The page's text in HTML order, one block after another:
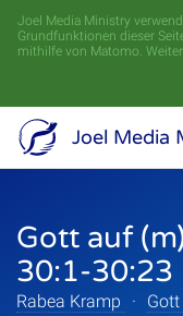
Joel Media Ministry
Grundfunktionen dieser
mithilfe von Matomo.
Joel Media
Gott auf
30:1-30:23
Rabea Kramp ·